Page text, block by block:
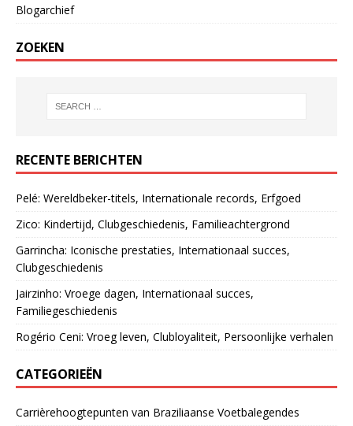
Blogarchief
ZOEKEN
RECENTE BERICHTEN
Pelé: Wereldbeker-titels, Internationale records, Erfgoed
Zico: Kindertijd, Clubgeschiedenis, Familieachtergrond
Garrincha: Iconische prestaties, Internationaal succes,
Clubgeschiedenis
Jairzinho: Vroege dagen, Internationaal succes,
Familiegeschiedenis
Rogério Ceni: Vroeg leven, Clubloyaliteit, Persoonlijke verhalen
CATEGORIEËN
Carrièrehoogtepunten van Braziliaanse Voetbalegendes